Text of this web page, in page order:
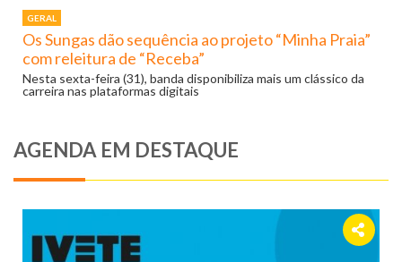
GERAL
Os Sungas dão sequência ao projeto “Minha Praia”
com releitura de “Receba”
Nesta sexta-feira (31), banda disponibiliza mais um clássico da
carreira nas plataformas digitais
AGENDA EM DESTAQUE